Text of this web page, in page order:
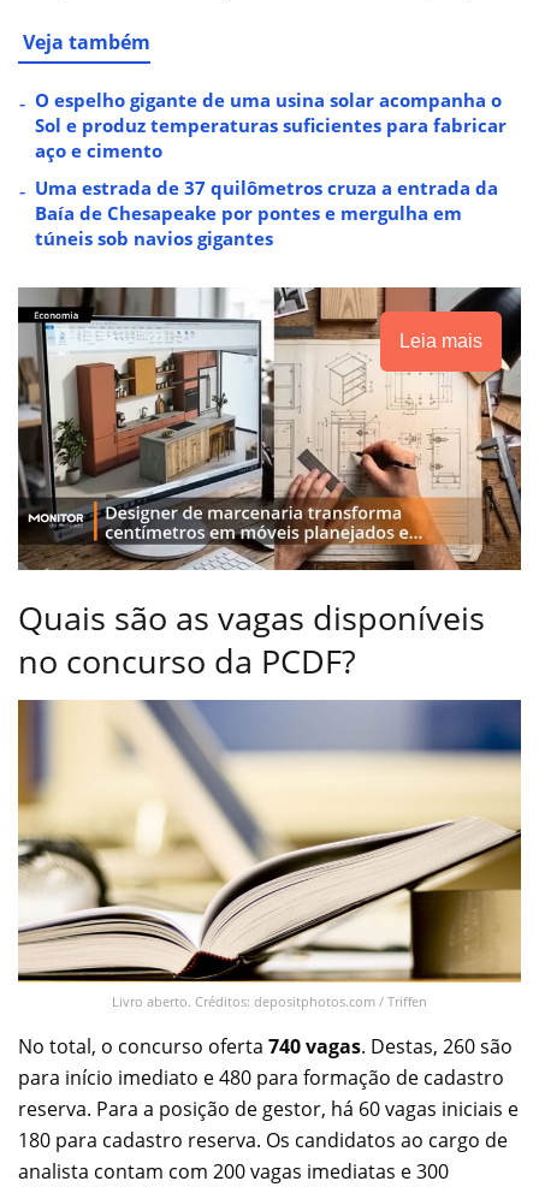
Veja também
O espelho gigante de uma usina solar acompanha o
Sol e produz temperaturas suficientes para fabricar
aço e cimento
Uma estrada de 37 quilômetros cruza a entrada da
Baía de Chesapeake por pontes e mergulha em
túneis sob navios gigantes
Leia mais
Quais são as vagas disponíveis
no concurso da PCDF?
Livro aberto. Créditos: depositphotos.com / Triffen
No total, o concurso oferta 740 vagas. Destas, 260 são
para início imediato e 480 para formação de cadastro
reserva. Para a posição de gestor, há 60 vagas iniciais e
180 para cadastro reserva. Os candidatos ao cargo de
analista contam com 200 vagas imediatas e 300